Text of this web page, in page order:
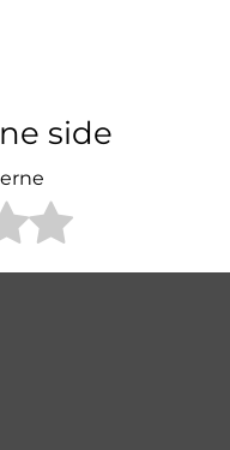
side